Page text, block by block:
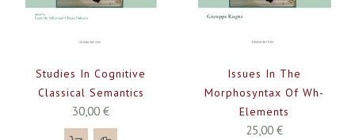
Studies In Cognitive
Classical Semantics
30,00 €
Issues In The
Morphosyntax Of Wh-
Elements
25,00 €